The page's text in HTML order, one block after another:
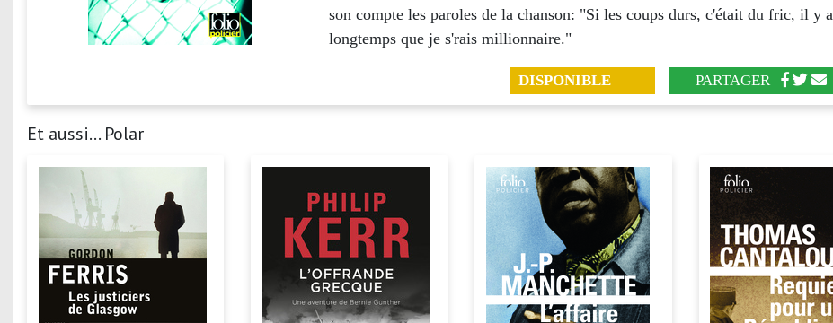
son compte les paroles de la chanson: "Si les coups durs, c'était du fric, il y a
longtemps que je s'rais millionnaire."
DISPONIBLE PARTAGER
Et aussi... Polar